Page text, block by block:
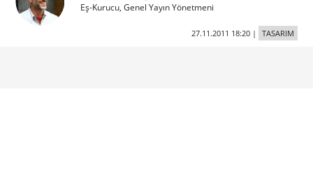
Eş-Kurucu, Genel Yayın Yönetmeni
27.11.2011 18:20| TASARIM